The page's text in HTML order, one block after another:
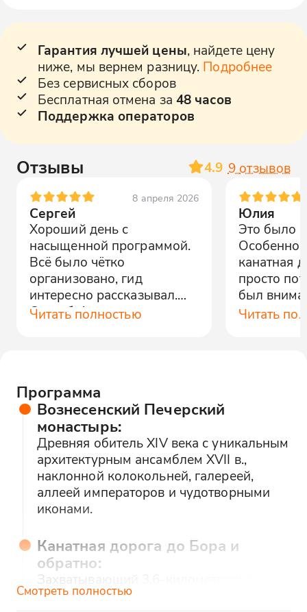
Гарантия лучшей цены, найдете цену
ниже, мы вернем разницу. Подробнее
Без сервисных сборов
Бесплатная отмена за 48 часов
Поддержка операторов
Отзывы 4.9 9 отзывов
8 апреля 2026
Сергей
Хороший день с
насыщенной программой.
Всё было чётко
организовано, гид
интересно рассказывал.
Спасибо!
Читать полностью
Юлия
Это было
Особенно
канатная
просто
был
на все
Читать
Программа
Вознесенский Печерский
монастырь:
Древняя обитель XIV века с уникальным
архитектурным ансамблем XVII в.,
наклонной колокольней, галереей,
аллеей императоров и чудотворными
иконами.
Канатная дорога до Бора и
обратно:
Захватывающий 3.6-километровый
перелет над Волгой с панорамными
Смотреть полностью